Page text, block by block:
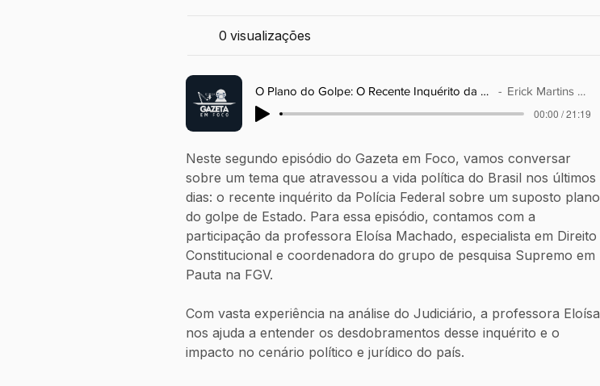
0 visualizações
O Plano do Golpe: O Recente Inquérito da Polícia Federal
Erick Martins Rosario
00:00 / 21:19
Neste segundo episódio do Gazeta em Foco, vamos conversar
sobre um tema que atravessou a vida política do Brasil nos últimos
dias: o recente inquérito da Polícia Federal sobre um suposto plano
do golpe de Estado. Para essa episódio, contamos com a
participação da professora Eloísa Machado, especialista em Direito
Constitucional e coordenadora do grupo de pesquisa Supremo em
Pauta na FGV.
Com vasta experiência na análise do Judiciário, a professora Eloísa
nos ajuda a entender os desdobramentos desse inquérito e o
impacto no cenário político e jurídico do país.